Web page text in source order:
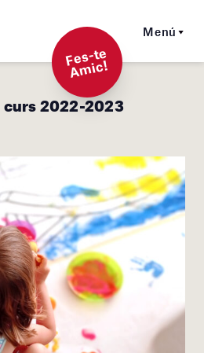
Menú
F
es-t
e
A
mi
c!
curs 2022-2023